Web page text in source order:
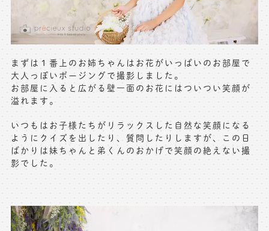
※上記アドレスは総合窓口となります
[営業時間] 9:00～17:00
[定休日] 土日祝日
マイページへログインする
まずは１番上のお姉ちゃんはお花がいっぱいのお部屋で
大人っぽいポージングで撮影しました。
お部屋に入ると広がる壁一面のお花にはついつい笑顔が
溢れます。
いつもはお子様たちがリラックスした自然な笑顔になる
ようにクイズを出したり、質問したりしますが、この日
ばかりは妹ちゃんと弟くんのおかげで笑顔の絶えない撮
影でした。